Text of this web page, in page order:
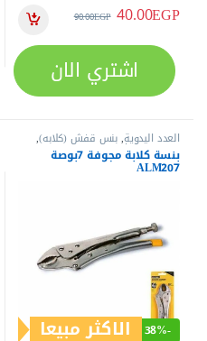
40.00EGP
90.00EGP
اشتري الان
العدد اليدوية,بنس قفش (كلابه),
بنس وقصافات بنسة كلابة مجوفة 7بوصة
ALM207
-
38% الاكثر مبيعا